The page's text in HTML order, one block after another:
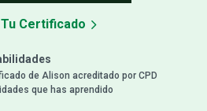
de Alison acreditado por CPD
que has aprendido
Certificado